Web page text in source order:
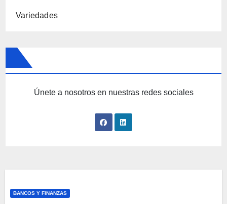
Variedades
Únete a nosotros en nuestras redes sociales
BANCOS Y FINANZAS